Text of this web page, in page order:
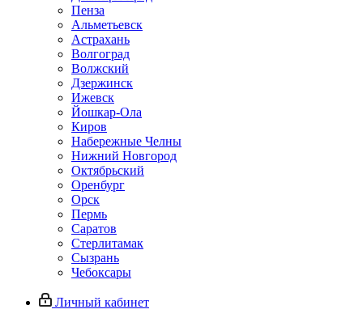
Пенза
Альметьевск
Астрахань
Волгоград
Волжский
Дзержинск
Ижевск
Йошкар-Ола
Киров
Набережные Челны
Нижний Новгород
Октябрьский
Оренбург
Орск
Пермь
Саратов
Стерлитамак
Сызрань
Чебоксары
Личный кабинет